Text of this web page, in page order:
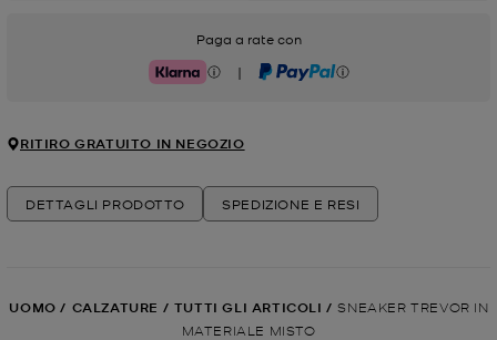
Paga a rate con
Klarna | PayPal
RITIRO GRATUITO IN NEGOZIO
DETTAGLI PRODOTTO SPEDIZIONE E RESI
UOMO / CALZATURE / TUTTI GLI ARTICOLI / SNEAKER TREVOR IN
MATERIALE MISTO